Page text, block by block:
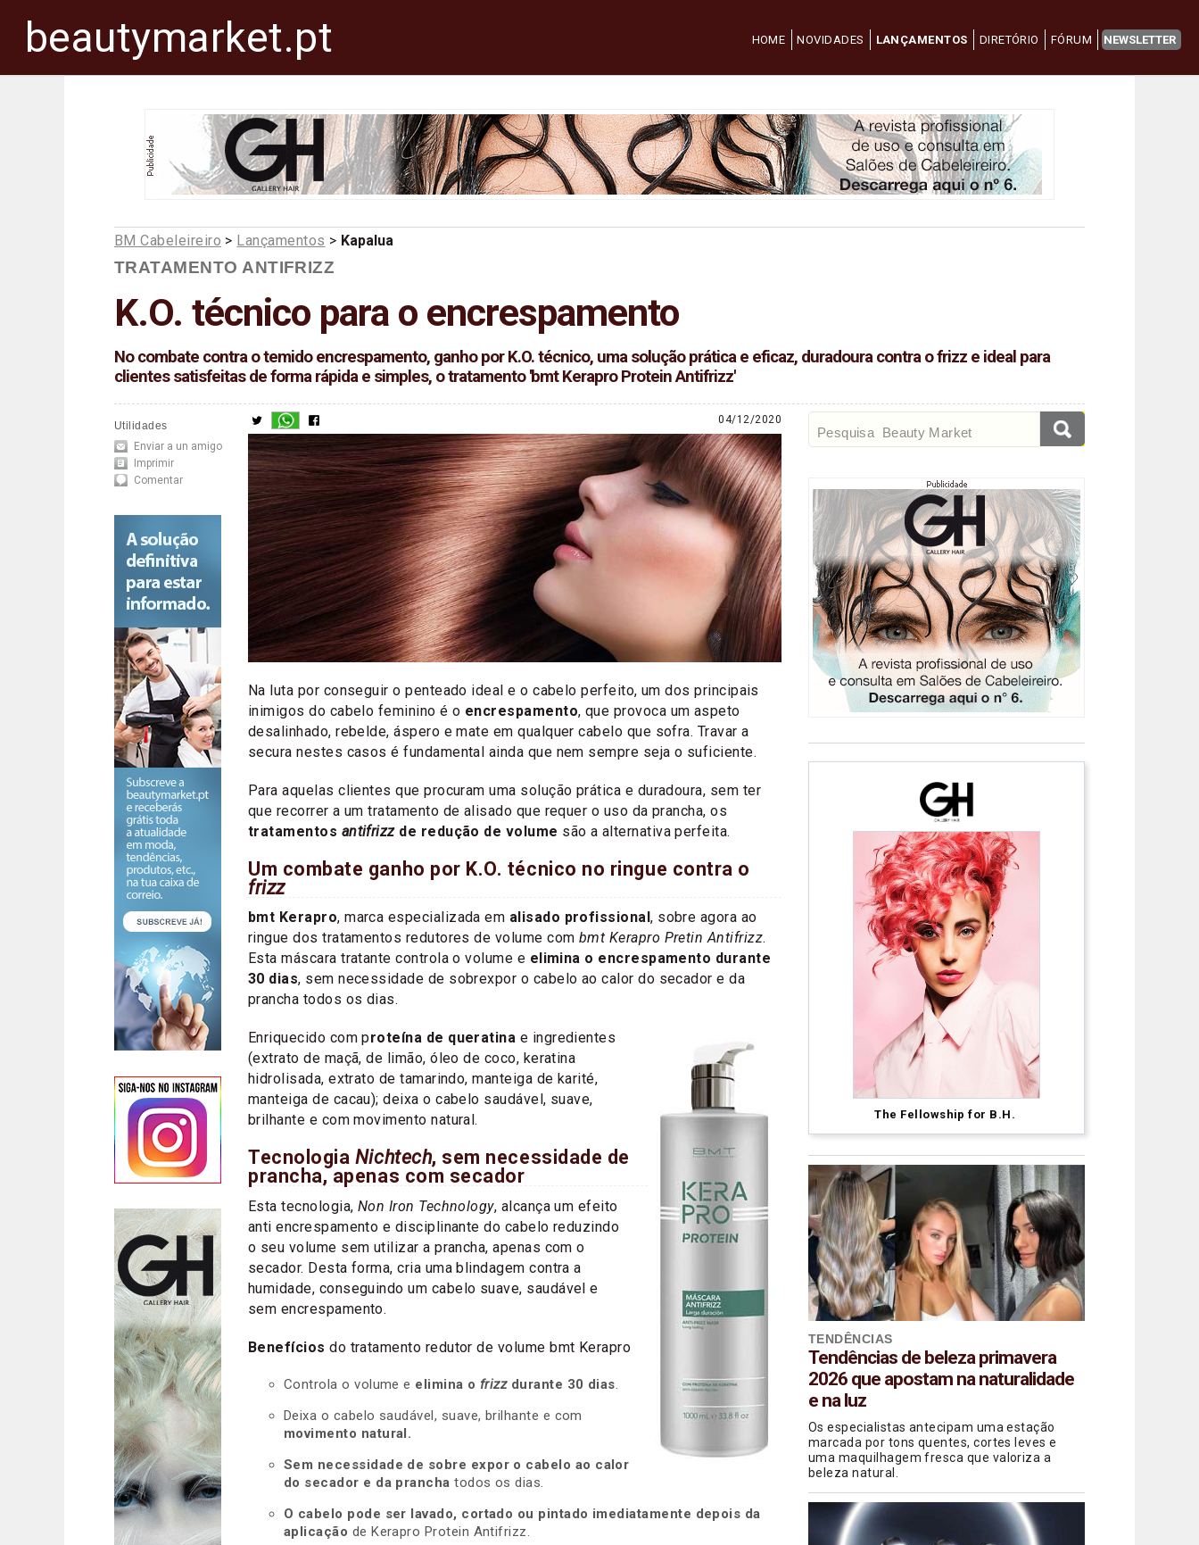
beautymarket.pt HOME NOVIDADES LANÇAMENTOS DIRETÓRIO FÓRUM NEWSLETTER
BM Cabeleireiro > Lançamentos > Kapalua
TRATAMENTO ANTIFRIZZ
K.O. técnico para o encrespamento
No combate contra o temido encrespamento, ganho por K.O. técnico, uma solução prática e eficaz, duradoura contra o frizz e ideal para
clientes satisfeitas de forma rápida e simples, o tratamento 'bmt Kerapro Protein Antifrizz'
Utilidades
Enviar a un amigo
Imprimir
Comentar
Olga
García
The Fellowship for B.H.
TENDÊNCIAS
Tendências de beleza primavera
2026 que apostam na naturalidade
e na luz
Os especialistas antecipam uma estação
marcada por tons quentes, cortes leves e
uma maquilhagem fresca que valoriza a
beleza natural.
04/12/2020
Na luta por conseguir o penteado ideal e o cabelo perfeito, um dos principais
inimigos do cabelo feminino é o encrespamento, que provoca um aspeto
desalinhado, rebelde, áspero e mate em qualquer cabelo que sofra. Travar a
secura nestes casos é fundamental ainda que nem sempre seja o suficiente.
Para aquelas clientes que procuram uma solução prática e duradoura, sem ter
que recorrer a um tratamento de alisado que requer o uso da prancha, os
tratamentos antifrizzde redução de volume são a alternativa perfeita.
Um combate ganho por K.O. técnico no ringue contra o
frizz
bmt Kerapro, marca especializada em alisado profissional, sobre agora ao
ringue dos tratamentos redutores de volume com bmt Kerapro Pretin Antifrizz.
Esta máscara tratante controla o volume e elimina o encrespamento durante
30 dias, sem necessidade de sobrexpor o cabelo ao calor do secador e da
prancha todos os dias.
Enriquecido com proteína de queratina e ingredientes
(extrato de maçã, de limão, óleo de coco, keratina
hidrolisada, extrato de tamarindo, manteiga de karité,
manteiga de cacau); deixa o cabelo saudável, suave,
brilhante e com movimento natural.
Tecnologia Nichtech, sem necessidade de
prancha, apenas com secador
Esta tecnologia, Non Iron Technology, alcança um efeito
anti encrespamento e disciplinante do cabelo reduzindo
o seu volume sem utilizar a prancha, apenas com o
secador. Desta forma, cria uma blindagem contra a
humidade, conseguindo um cabelo suave, saudável e
sem encrespamento.
Benefícios do tratamento redutor de volume bmt Kerapro
Controla o volume e elimina o frizzdurante 30 dias.
Deixa o cabelo saudável, suave, brilhante e com
movimento natural.
Sem necessidade de sobre expor o cabelo ao calor
do secador e da prancha todos os dias.
O cabelo pode ser lavado, cortado ou pintado imediatamente depois da
aplicação de Kerapro Protein Antifrizz.